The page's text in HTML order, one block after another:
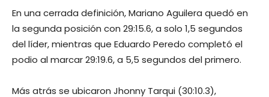
En una cerrada definición, Mariano Aguilera quedó en
la segunda posición con 29:15.6, a solo 1,5 segundos
del líder, mientras que Eduardo Peredo completó el
podio al marcar 29:19.6, a 5,5 segundos del primero.
Más atrás se ubicaron Jhonny Tarqui (30:10.3),